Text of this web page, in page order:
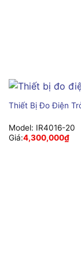
Thiết Bị Đo Điện
Model: IR4016-20
Giá:4,300,000₫